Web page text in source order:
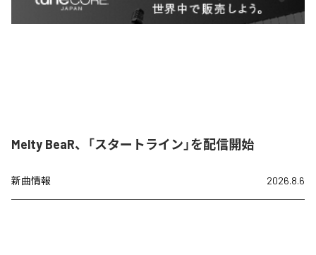
Melty BeaR、「スタートライン」を配信開始
新曲情報 2026.8.6